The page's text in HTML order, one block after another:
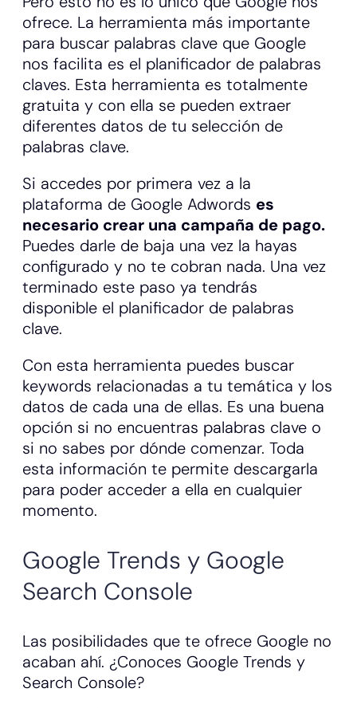
ofrece. La herramienta más importante
para buscar palabras clave que Google
nos facilita es el planificador de palabras
claves. Esta herramienta es totalmente
gratuita y con ella se pueden extraer
diferentes datos de tu selección de
palabras clave.
Si accedes por primera vez a la
plataforma de Google Adwords es
necesario crear una campaña de pago.
Puedes darle de baja una vez la hayas
configurado y no te cobran nada. Una vez
terminado este paso ya tendrás
disponible el planificador de palabras
clave.
Con esta herramienta puedes buscar
keywords relacionadas a tu temática y los
datos de cada una de ellas. Es una buena
opción si no encuentras palabras clave o
si no sabes por dónde comenzar. Toda
esta información te permite descargarla
para poder acceder a ella en cualquier
momento.
Google Trends y Google
Search Console
Las posibilidades que te ofrece Google no
acaban ahí. ¿Conoces Google Trends y
Search Console?